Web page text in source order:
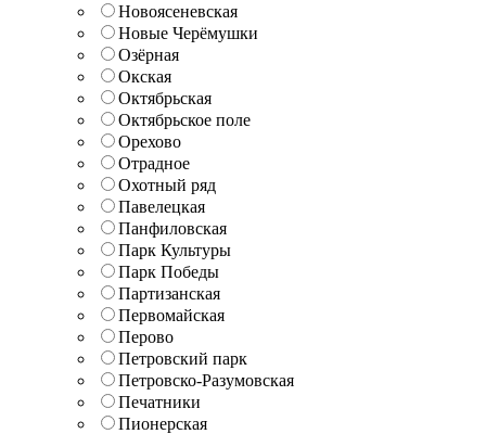
Новоясеневская
Новые Черёмушки
Озёрная
Окская
Октябрьская
Октябрьское поле
Орехово
Отрадное
Охотный ряд
Павелецкая
Панфиловская
Парк Культуры
Парк Победы
Партизанская
Первомайская
Перово
Петровский парк
Петровско-Разумовская
Печатники
Пионерская